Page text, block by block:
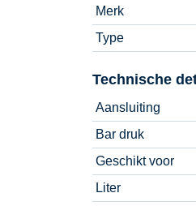
Merk
Type
Technische
Aansluiting
Bar druk
Geschikt voor
Liter